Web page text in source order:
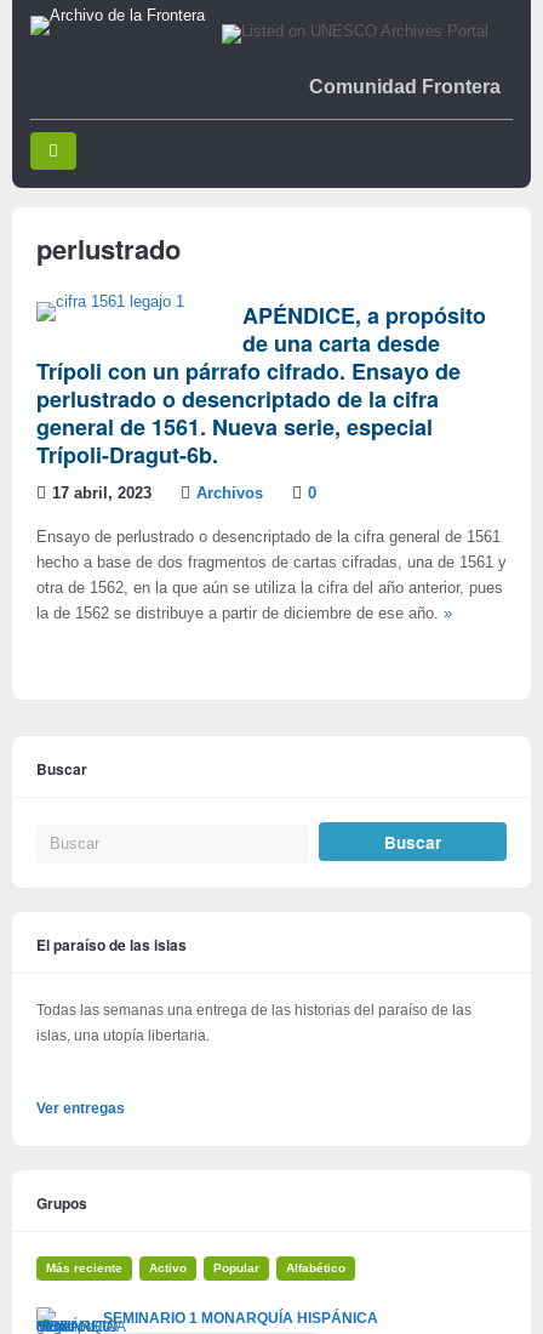
Comunidad Frontera
perlustrado
APÉNDICE, a propósito
de una carta desde
Trípoli con un párrafo cifrado. Ensayo de
perlustrado o desencriptado de la cifra
general de 1561. Nueva serie, especial
Trípoli-Dragut-6b.
17 abril, 2023 Archivos 0
Ensayo de perlustrado o desencriptado de la cifra general de 1561
hecho a base de dos fragmentos de cartas cifradas, una de 1561 y
otra de 1562, en la que aún se utiliza la cifra del año anterior, pues
la de 1562 se distribuye a partir de diciembre de ese año. »
Buscar
El paraíso de las islas
Todas las semanas una entrega de las historias del paraíso de las
islas, una utopía libertaria.
Ver entregas
Grupos
Más reciente Activo Popular Alfabético
SEMINARIO 1 MONARQUÍA HISPÁNICA